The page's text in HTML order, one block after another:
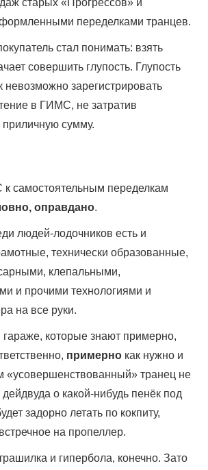
старых «Прогрессов» и
переделками транцев.
стал понимать: взять
совершить глупость. Глупость
невозможно зарегистрировать
в ГИМС, не затратив
приличную сумму.
самостоятельным переделкам
оправдано.
людей-лодочников есть и
технически образованные,
клепальными,
и прочими технологиями и
на все руки.
гараже, которые знают примерно,
примерно как нужно и
«усовершенствованный» транец не
о какой-нибудь пенёк под
задорно летать по кокпиту,
на пропеллер.
и гипербола, конечно. Зато